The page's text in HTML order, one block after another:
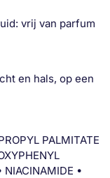
vrij van parfum
en hals, op een
PALMITATE
NIACINAMIDE •